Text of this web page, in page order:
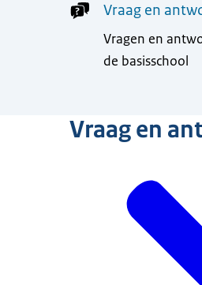
Vraag en
Vragen en
de basisschool
Vraag en